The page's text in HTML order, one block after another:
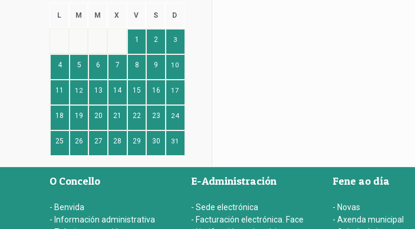
L M M X V S D
1 2 3
4 5 6 7 8 9 10
11 12 13 14 15 16 17
18 19 20 21 22 23 24
25 26 27 28 29 30 31
O Concello
- Benvida
- Información administrativa
E-Administración
- Sede electrónica
- Facturación electrónica. Face
Fene ao día
- Novas
- Axenda municipal